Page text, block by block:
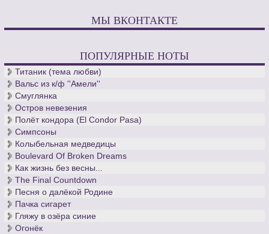
МЫ ВКОНТАКТЕ
ПОПУЛЯРНЫЕ НОТЫ
Титаник (тема любви)
Вальс из к/ф ''Амели''
Смуглянка
Остров невезения
Полёт кондора (El Condor Pasa)
Симпсоны
Колыбельная медведицы
Boulevard Of Broken Dreams
Как жизнь без весны...
The Final Countdown
Песня о далёкой Родине
Пачка сигарет
Гляжу в озёра синие
Огонёк